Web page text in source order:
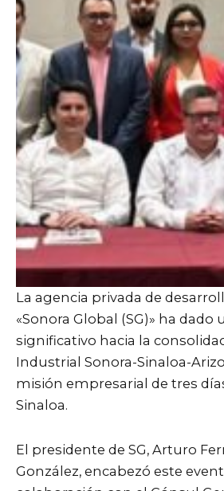
La agencia privada de
«Sonora Global (SG)» ha dado
significativo hacia la
Industrial Sonora-Sinaloa-
misión empresarial de tres
Sinaloa.
El presidente de SG, Arturo
González, encabezó este